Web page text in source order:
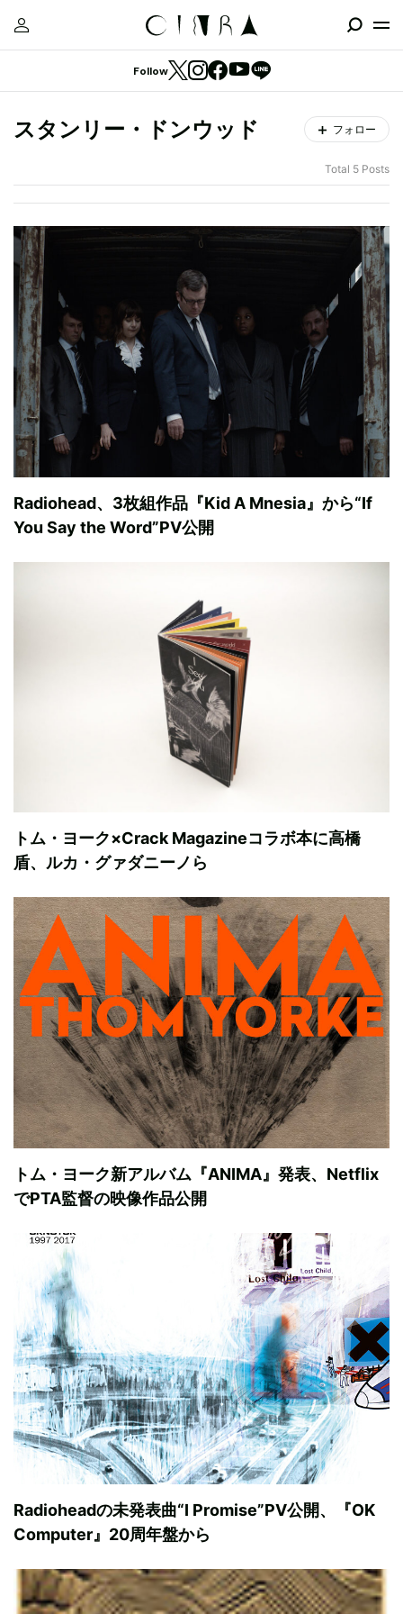
Follow
スタンリー・ドンウッド フォロー
Total 5 Posts
Radiohead、3枚組作品『Kid A Mnesia』から“If
You Say the Word”PV公開
トム・ヨーク×Crack Magazineコラボ本に高橋
盾、ルカ・グァダニーノら
トム・ヨーク新アルバム『ANIMA』発表、Netflix
でPTA監督の映像作品公開
Radioheadの未発表曲“I Promise”PV公開、『OK
Computer』20周年盤から